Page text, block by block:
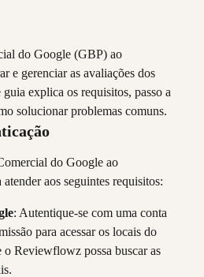
do Google (GBP) ao
e gerenciar as avaliações dos
explica os requisitos, passo a
solucionar problemas comuns.
do Google ao
aos seguintes requisitos:
: Autentique-se com uma conta
para acessar os locais do
o Reviewflowz possa buscar as